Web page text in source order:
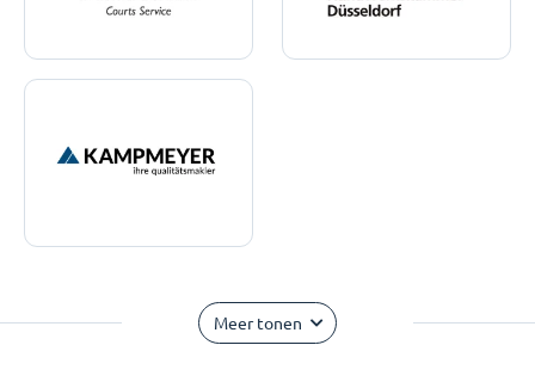
Meer tonen